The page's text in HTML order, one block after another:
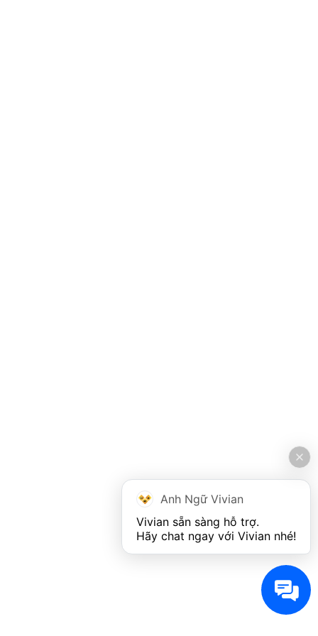
Anh Ngữ Vivian
Vivian sẵn sàng hỗ trợ.
Hãy chat ngay với Vivian nhé!